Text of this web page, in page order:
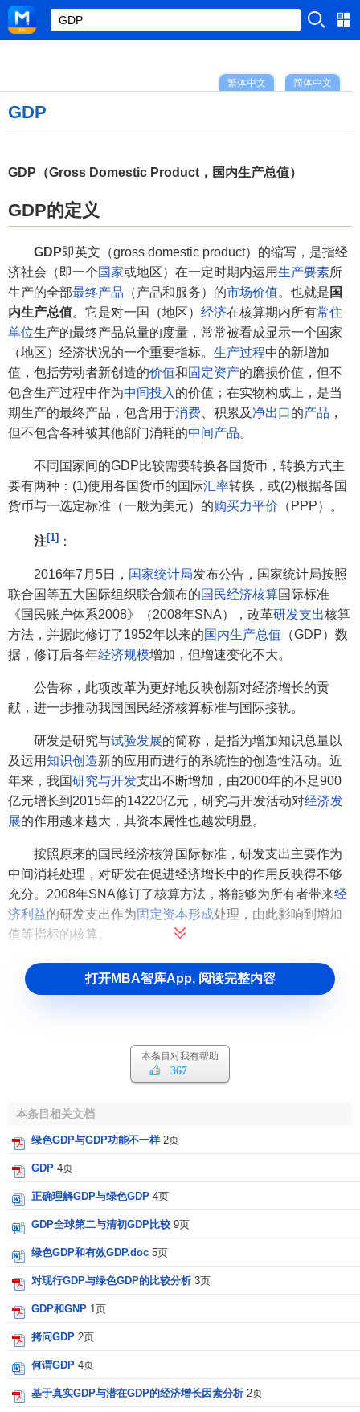
简体中文
繁体中文
GDP
GDP（Gross Domestic Product，国内生产总值）
GDP的定义
GDP即英文（gross domestic product）的缩写，是指经
济社会（即一个国家或地区）在一定时期内运用生产要素所
生产的全部最终产品 （产品和服务）的市场价值。也就是 国
内生产总值。它是对一国（地区） 经济在核算期内所有常住
单位生产的最终产品总量的度量，常常被看成显示一个国家
（地区）经济状况的一个重要指标。 生产过程中的新增加
值，包括劳动者新创造的价值和固定资产的磨损价值，但不
包含生产过程中作为中间投入 的价值；在实物构成上，是当
期生产的最终产品，包含用于消费 、积累及净出口的产品 ，
但不包含各种被其他部门消耗的中间产品。
不同国家间的GDP比较需要转换各国货币，转换方式主
要有两种：(1)使用各国货币的国际汇率转换，或(2)根据各国
货币与一选定标准（一般为美元）的购买力平价 （PPP）。
注[1] ：
2016年7月5日， 国家统计局发布公告，国家统计局按照
联合国等五大国际组织联合颁布的国民经济核算国际标准
《国民账户体系2008》（2008年SNA），改革研发支出核算
方法，并据此修订了1952年以来的国内生产总值 （GDP）数
据，修订后各年经济规模增加，但增速变化不大。
公告称，此项改革为更好地反映创新对经济增长的贡
献，进一步推动我国国民经济核算标准与国际接轨。
研发是研究与试验发展的简称，是指为增加知识总量以
及运用知识创造新的应用而进行的系统性的创造性活动。近
年来，我国研究与开发支出不断增加，由2000年的不足900
亿元增长到2015年的14220亿元，研究与开发活动对经济发
展的作用越来越大，其资本属性也越发明显。
按照原来的国民经济核算国际标准，研发支出主要作为
中间消耗处理，对研发在促进经济增长中的作用反映得不够
充分。2008年SNA修订了核算方法，将能够为所有者带来经
济利益的研发支出作为固定资本形成处理，由此影响到增加
值等指标的核算。
据国家统计局核算司负责人介绍，2008年SNA颁布后，
美国、加拿大、澳大利亚等纷纷调整了其研发支出核算方
GDP分两类，
GDP可以根据价格和产量的变化而变化。
GDP的优点
一般认为GDP有五个方面的优点：
一是GDP能够反映
政策
提供了重要工具和依据；
三是GDP为检验宏观经济政策的科学性和有效性提供了
重要的检测工具；
四是GDP也是对外交往的重要指标，因为在世界上衡量
打开MBA智库App, 阅读完整内容
本条目对我有帮助
367
本条目相关文档
绿色GDP与GDP功能不一样 2页
GDP 4页
正确理解GDP与绿色GDP 4页
GDP全球第二与清初GDP比较 9页
绿色GDP和有效GDP.doc 5页
对现行GDP与绿色GDP的比较分析 3页
GDP和GNP 1页
拷问GDP 2页
何谓GDP 4页
基于真实GDP与潜在GDP的经济增长因素分析 2页